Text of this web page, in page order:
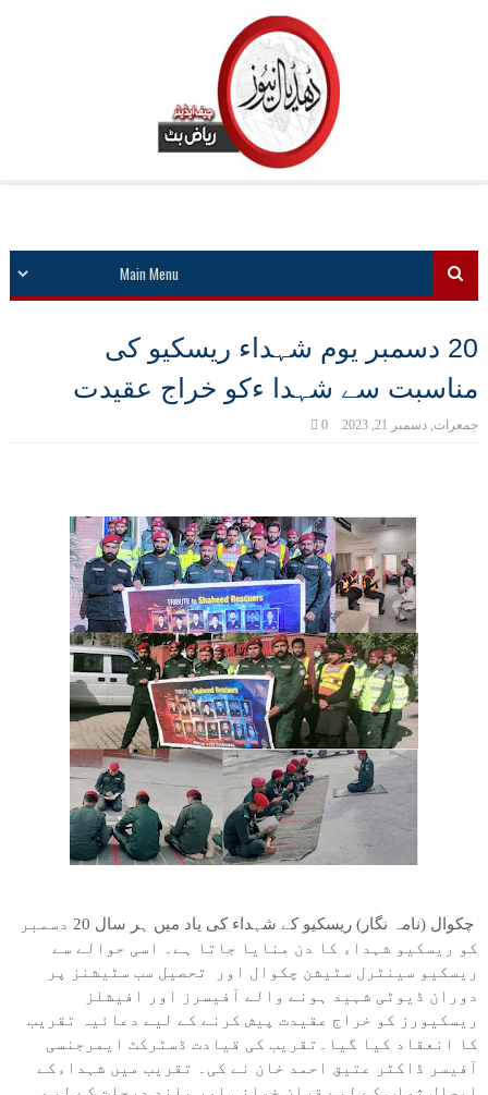
20 دسمبر یوم شہداء ریسکیو کی
مناسبت سے شہدا ءکو خراج عقیدت
جمعرات, دسمبر 21, 2023 0
چکوال (نامہ نگار) ریسکیو کے شہداء کی یاد میں ہر سال 20 دسمبر
کو ریسکیو شہداء کا دن منایا جاتا ہے۔ اسی حوالے سے
ریسکیو سینٹرل سٹیشن چکوال اور تحصیل سب سٹیشنز پر
دوران ڈیوٹی شہید ہونے والے آفیسرز اور افیشلز
ریسکیورز کو خراج عقیدت پیش کرنے کے لیے دعائیہ تقریب
کا انعقاد کیا گیا۔تقریب کی قیادت ڈسٹرکٹ ایمرجنسی
آفیسر ڈاکٹر عتیق احمد خان نے کی۔ تقریب میں شہداءکے